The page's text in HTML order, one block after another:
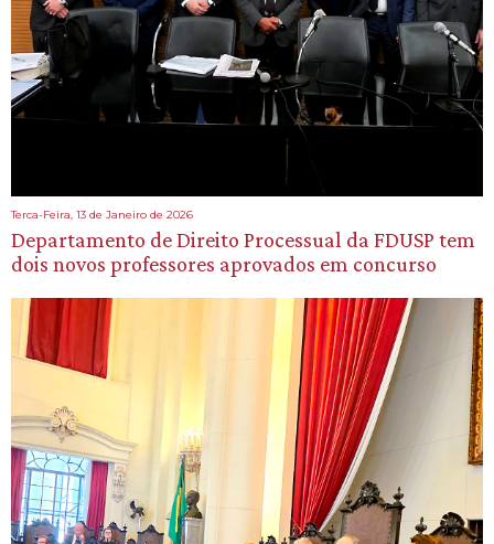
Terca-Feira, 13 de Janeiro de 2026
Departamento de Direito Processual da FDUSP tem
dois novos professores aprovados em concurso